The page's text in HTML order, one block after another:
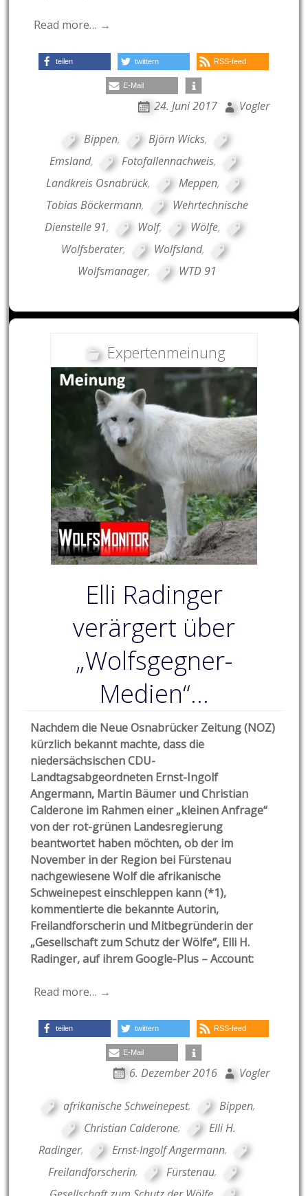
Read more… →
teilen twittern RSS-feed
E-Mail
24. Juni 2017 Vogler
Bippen, Björn Wicks,
Emsland, Fotofallennachweis,
Landkreis Osnabrück, Meppen,
Tobias Böckermann,
Wehrtechnische
Dienstelle 91, Wolf, Wölfe,
Wolfsberater, Wolfsland,
Wolfsmanager, WTD 91
Expertenmeinung
Elli Radinger
verärgert über
„Wolfsgegner-
Medien“…
Nachdem die Neue Osnabrücker Zeitung (NOZ)
kürzlich bekannt machte, dass die
niedersächsischen CDU-
Landtagsabgeordneten Ernst-Ingolf
Angermann, Martin Bäumer und Christian
Calderone im Rahmen einer „kleinen Anfrage“
von der rot-grünen Landesregierung
beantwortet haben möchten, ob der im
November in der Region bei Fürstenau
nachgewiesene Wolf die afrikanische
Schweinepest einschleppen kann (*1),
kommentierte die bekannte Autorin,
Freilandforscherin und Mitbegründerin der
„Gesellschaft zum Schutz der Wölfe“, Elli H.
Radinger, auf ihrem Google-Plus – Account:
Read more… →
teilen twittern RSS-feed
E-Mail
6. Dezember 2016 Vogler
afrikanische Schweinepest, Bippen,
Christian Calderone,
Elli H.
Radinger, Ernst-Ingolf Angermann,
Freilandforscherin, Fürstenau,